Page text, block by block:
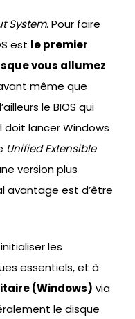
System. Pour faire
est le premier
vous allumez
même que
le BIOS qui
doit lancer Windows
Unified Extensible
version plus
avantage est d’être
les
essentiels, et à
(Windows) via
le disque